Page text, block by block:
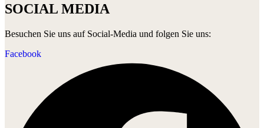
SOCIAL MEDIA
Besuchen Sie uns auf Social-Media und folgen Sie uns:
Facebook